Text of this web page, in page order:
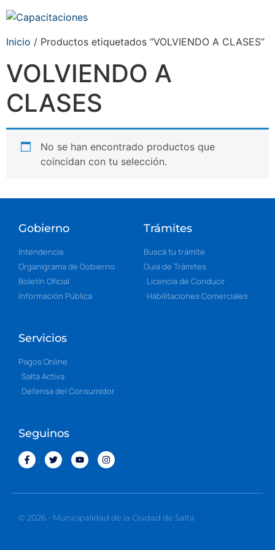
Inicio / Productos etiquetados “VOLVIENDO A CLASES”
VOLVIENDO A
CLASES
No se han encontrado productos que
coincidan con tu selección.
Gobierno
Intendencia
Organigrama de Gobierno
Boletín Oficial
Información Pública
Trámites
Buscá tu trámite
Guía de Trámites
Licencia de Conducir
Habilitaciones Comerciales
Servicios
Pagos Online
Salta Activa
Defensa del Consumidor
Seguinos
© 2026 - Municipalidad de la Ciudad de Salta